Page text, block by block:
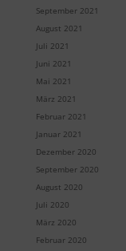
September 2021
August 2021
Juli 2021
Juni 2021
Mai 2021
März 2021
Februar 2021
Januar 2021
Dezember 2020
September 2020
August 2020
Juli 2020
März 2020
Februar 2020